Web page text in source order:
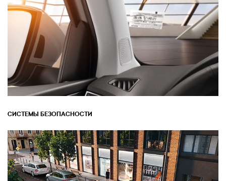
СИСТЕМЫ БЕЗОПАСНОСТИ